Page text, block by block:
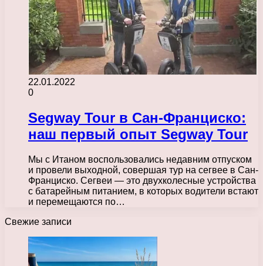
22.01.2022
0
Segway Tour в Сан-Франциско:
наш первый опыт Segway Tour
Мы с Итаном воспользовались недавним отпуском
и провели выходной, совершая тур на сегвее в Сан-
Франциско. Сегвеи — это двухколесные устройства
с батарейным питанием, в которых водители встают
и перемещаются по…
Свежие записи